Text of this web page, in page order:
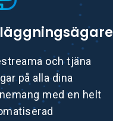
och tjäna
på alla dina
med en helt